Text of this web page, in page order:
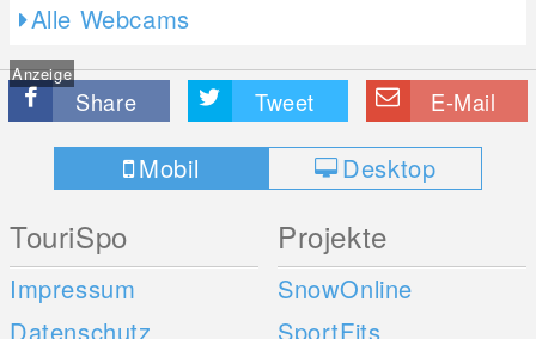
Alle Webcams
Anzeige
Share Tweet E-Mail
Mobil Desktop
TouriSpo
Impressum
Datenschutz
Projekte
SnowOnline
SportFits